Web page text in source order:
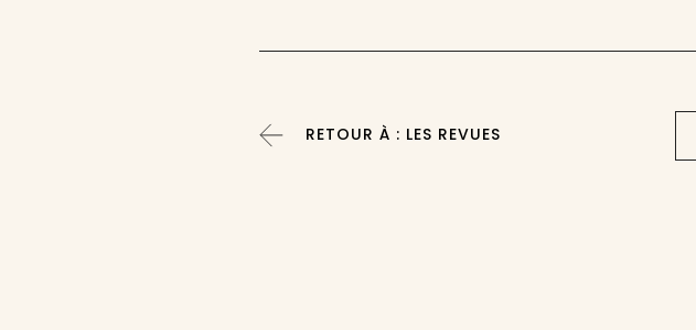
RETOUR À : LES REVUES